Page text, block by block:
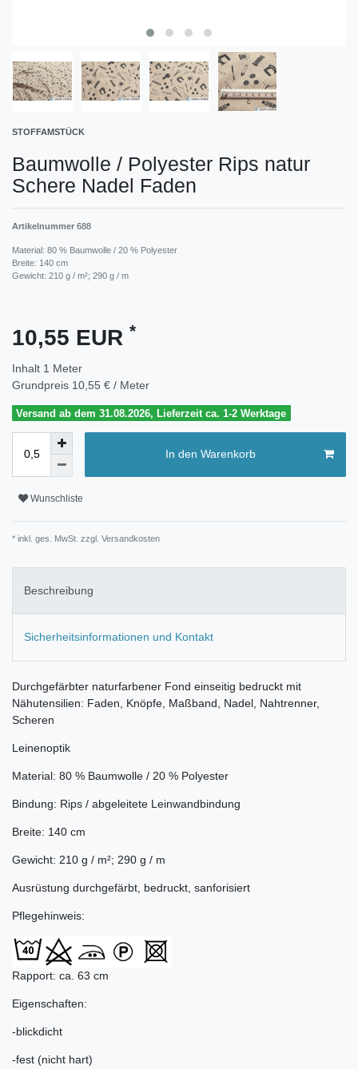
STOFFAMSTÜCK
Baumwolle / Polyester Rips natur
Schere Nadel Faden
Artikelnummer 688
Material: 80 % Baumwolle / 20 % Polyester
Breite: 140 cm
Gewicht: 210 g / m²; 290 g / m
10,55 EUR *
Inhalt 1 Meter
Grundpreis 10,55 € / Meter
Versand ab dem 31.08.2026, Lieferzeit ca. 1-2 Werktage
In den Warenkorb
Wunschliste
* inkl. ges. MwSt. zzgl. Versandkosten
Beschreibung
Sicherheitsinformationen und Kontakt
Durchgefärbter naturfarbener Fond einseitig bedruckt mit
Nähutensilien: Faden, Knöpfe, Maßband, Nadel, Nahtrenner,
Scheren
Leinenoptik
Material: 80 % Baumwolle / 20 % Polyester
Bindung: Rips / abgeleitete Leinwandbindung
Breite: 140 cm
Gewicht: 210 g / m²; 290 g / m
Ausrüstung durchgefärbt, bedruckt, sanforisiert
Pflegehinweis:
Rapport: ca. 63 cm
Eigenschaften:
-blickdicht
-fest (nicht hart)